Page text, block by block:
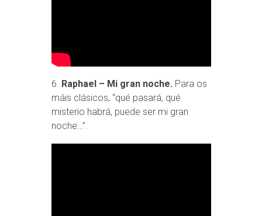
6. Raphael – Mi gran noche. Para os
máis clásicos, “qué pasará, qué
misterio habrá, puede ser mi gran
noche…”.